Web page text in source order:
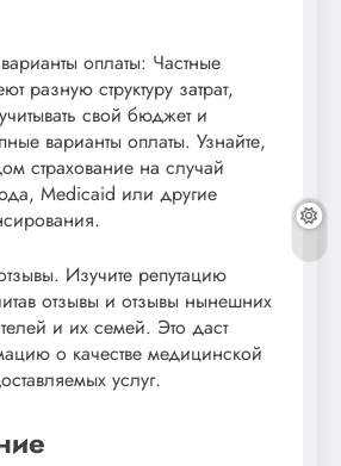
оплаты: Частные
разную структуру затрат,
свой бюджет и
варианты оплаты. Узнайте,
страхование на случай
Medicaid или другие
Изучите репутацию
отзывы и отзывы нынешних
и их семей. Это даст
о качестве медицинской
услуг.